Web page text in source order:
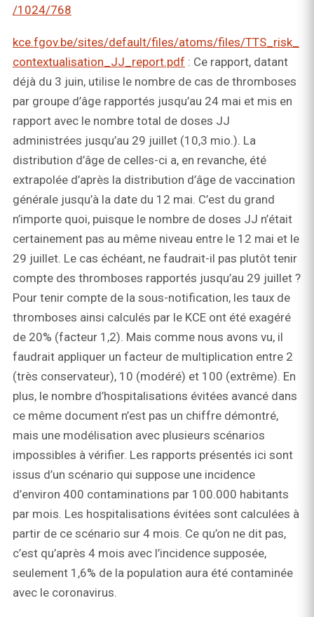
/1024/768
kce.fgov.be/sites/default/files/atoms/files/TTS_risk_
contextualisation_JJ_report.pdf : Ce rapport, datant
déjà du 3 juin, utilise le nombre de cas de thromboses
par groupe d’âge rapportés jusqu’au 24 mai et mis en
rapport avec le nombre total de doses JJ
administrées jusqu’au 29 juillet (10,3 mio.). La
distribution d’âge de celles-ci a, en revanche, été
extrapolée d’après la distribution d’âge de vaccination
générale jusqu’à la date du 12 mai. C’est du grand
n’importe quoi, puisque le nombre de doses JJ n’était
certainement pas au même niveau entre le 12 mai et le
29 juillet. Le cas échéant, ne faudrait-il pas plutôt tenir
compte des thromboses rapportés jusqu’au 29 juillet ?
Pour tenir compte de la sous-notification, les taux de
thromboses ainsi calculés par le KCE ont été exagéré
de 20% (facteur 1,2). Mais comme nous avons vu, il
faudrait appliquer un facteur de multiplication entre 2
(très conservateur), 10 (modéré) et 100 (extrême). En
plus, le nombre d’hospitalisations évitées avancé dans
ce même document n’est pas un chiffre démontré,
mais une modélisation avec plusieurs scénarios
impossibles à vérifier. Les rapports présentés ici sont
issus d’un scénario qui suppose une incidence
d’environ 400 contaminations par 100.000 habitants
par mois. Les hospitalisations évitées sont calculées à
partir de ce scénario sur 4 mois. Ce qu’on ne dit pas,
c’est qu’après 4 mois avec l’incidence supposée,
seulement 1,6% de la population aura été contaminée
avec le coronavirus.